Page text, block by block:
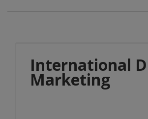
International
Marketing